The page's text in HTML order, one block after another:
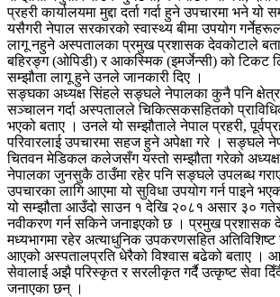
प्रहरी कार्यालयमा मुद्दा दर्ता गर्दा हुने उपचारमा भने
यसैगरी नेपाल सरकारको स्वास्थ्य बीमा उपयोग
लागू नहुने अस्पतालका प्रमुख प्रशासक देवकोटाले
बहिरङ्ग (ओपिडी) र आकस्मिक (इमर्जेन्सी) को टिकट
सम्झौता लागू हुने उनले जानकारी दिए ।
सङ्घका अध्यक्ष सिंहले सङ्घले नेपालका कुनै पनि
सञ्चालन गर्दा अस्पतालले चिकित्सकसहितको
भएको बताए । उनले यो सम्झौताले नेपाल प्रहरी,
परिवारलाई उपचारमा सहज हुने अपेक्षा गरे । सङ्घले
चितवन मेडिकल कलेजसँग यस्तो सम्झौता गरेको
नेपालका जुनसुकै ठाउँमा रहेर पनि सङ्घले उपलब्ध
उपचारका लागि आएमा यो सुविधा उपयोग गर्न पाइने
यो सम्झौता आउँदो साउन १ देखि २०८१ असार ३०
नवीकरण गर्न सकिने जनाइएको छ । प्रमुख प्रशासक
मध्यभागमा रहेर अत्याधुनिक उपकरणसहित
आएको अस्पतालप्रति धेरैको विश्वास बढेको बताए ।
सेवालाई अझै परिस्कृत र सरलीकृत गर्दै उत्कृष्ट सेवा दिँदै
जनाएका छन् ।